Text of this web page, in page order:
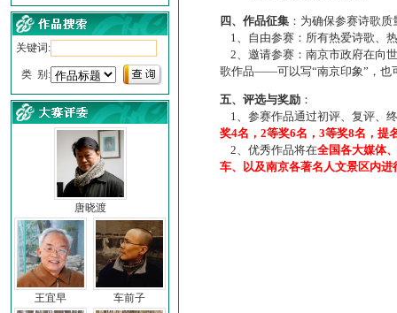
关键词:
类 别:
唐晓渡
王宜早 车前子
四、作品征集 ：为确保参赛诗歌
1、自由参赛：所有热爱诗歌、
2、邀请参赛：南京市政府在向
歌作品——可以写“南京印象”，也
五、评选与奖励 ：
1、参赛作品通过初评、复评、
奖4名，2等奖6名，3等奖8名，提
2、优秀作品将在全国各大媒体
车、以及南京各著名人文景区内进